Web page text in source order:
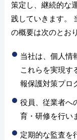
策定し、継続的な
践していきます。
の概要は次のとお
当社は、個人情
これらを実現す
報保護対策プロ
役員、従業者へ
育・研修を行い
定期的な監査を